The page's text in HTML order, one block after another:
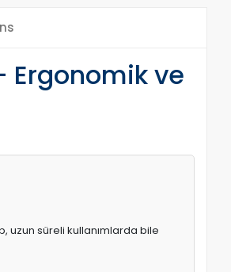
Ergonomik ve
uzun süreli kullanımlarda bile